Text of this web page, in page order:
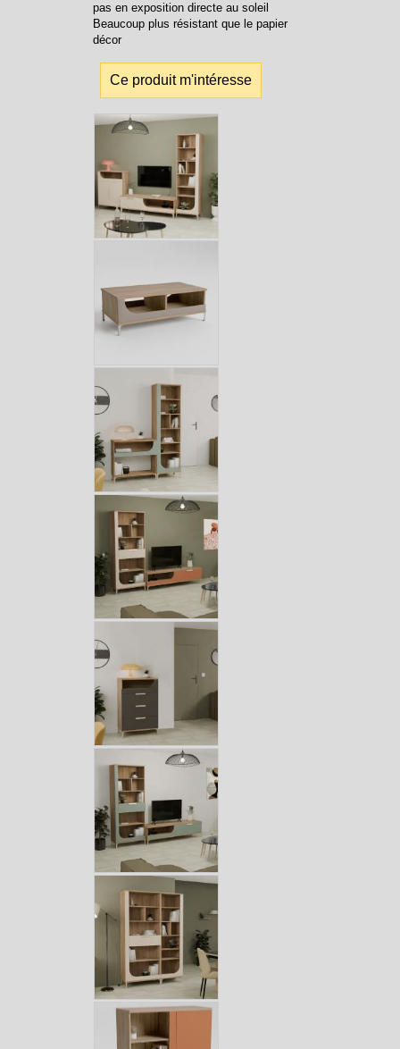
pas en exposition directe au soleil
Beaucoup plus résistant que le papier
décor
Ce produit m'intéresse